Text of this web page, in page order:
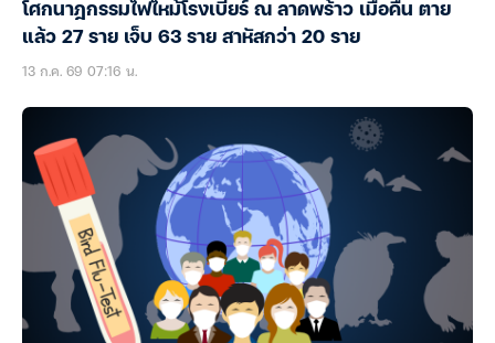
โศกนาฎกรรมไฟไหม้โรงเบียร์ ณ ลาดพร้าว เมื่อคืน ตาย
แล้ว 27 ราย เจ็บ 63 ราย สาหัสกว่า 20 ราย
13 ก.ค. 69 07:16 น.